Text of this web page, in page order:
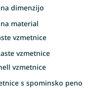
dimenzijo
material
vzmetnice
vzmetnice
vzmetnice
s spominsko peno